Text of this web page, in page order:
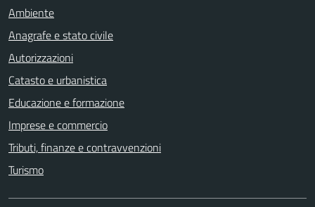
Ambiente
Anagrafe e stato civile
Autorizzazioni
Catasto e urbanistica
Educazione e formazione
Imprese e commercio
Tributi, finanze e contravvenzioni
Turismo